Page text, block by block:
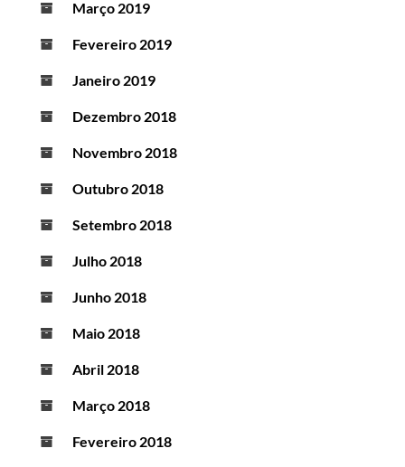
Março 2019
Fevereiro 2019
Janeiro 2019
Dezembro 2018
Novembro 2018
Outubro 2018
Setembro 2018
Julho 2018
Junho 2018
Maio 2018
Abril 2018
Março 2018
Fevereiro 2018